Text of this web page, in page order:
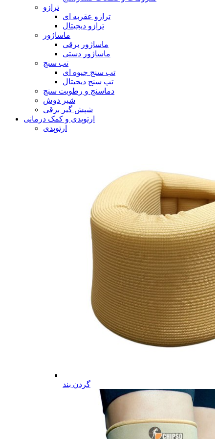
ترازو
ترازو عقربه ای
ترازو دیجیتال
ماساژور
ماساژور برقی
ماساژور دستی
تب سنج
تب سنج جیوه ای
تب سنج دیجیتال
دماسنج و رطوبت سنج
شیر دوش
شپش گیر برقی
ارتوپدی و کمک درمانی
ارتوپدی
گردن بند